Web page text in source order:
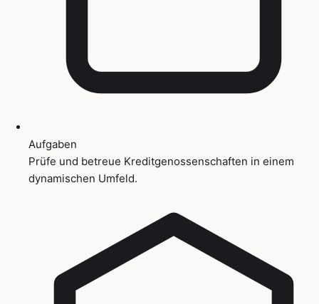
Aufgaben
Prüfe und betreue Kreditgenossenschaften in einem
dynamischen Umfeld.